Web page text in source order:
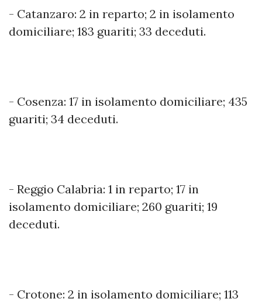
- Catanzaro: 2 in reparto; 2 in isolamento
domiciliare; 183 guariti; 33 deceduti.
- Cosenza: 17 in isolamento domiciliare; 435
guariti; 34 deceduti.
- Reggio Calabria: 1 in reparto; 17 in
isolamento domiciliare; 260 guariti; 19
deceduti.
- Crotone: 2 in isolamento domiciliare; 113